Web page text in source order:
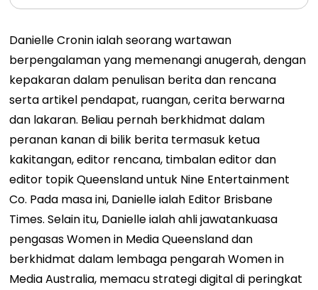
Danielle Cronin ialah seorang wartawan
berpengalaman yang memenangi anugerah, dengan
kepakaran dalam penulisan berita dan rencana
serta artikel pendapat, ruangan, cerita berwarna
dan lakaran. Beliau pernah berkhidmat dalam
peranan kanan di bilik berita termasuk ketua
kakitangan, editor rencana, timbalan editor dan
editor topik Queensland untuk Nine Entertainment
Co. Pada masa ini, Danielle ialah Editor Brisbane
Times. Selain itu, Danielle ialah ahli jawatankuasa
pengasas Women in Media Queensland dan
berkhidmat dalam lembaga pengarah Women in
Media Australia, memacu strategi digital di peringkat